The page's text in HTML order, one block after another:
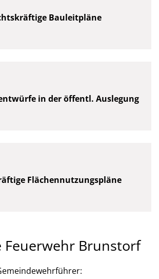
Bauleitpläne
in der öffentl. Auslegung
Flächennutzungspläne
Feuerwehr Brunstorf